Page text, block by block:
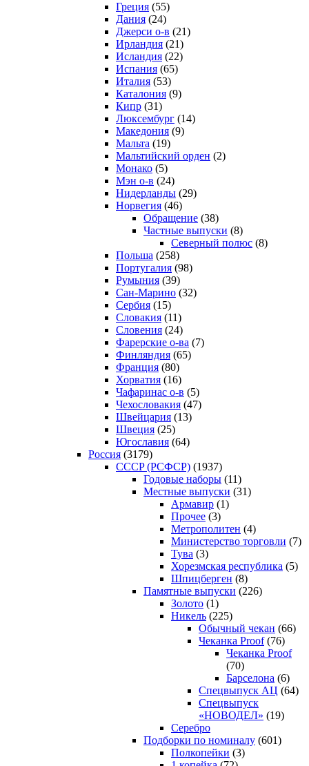
Греция (55)
Дания (24)
Джерси о-в (21)
Ирландия (21)
Исландия (22)
Испания (65)
Италия (53)
Каталония (9)
Кипр (31)
Люксембург (14)
Македония (9)
Мальта (19)
Мальтийский орден (2)
Монако (5)
Мэн о-в (24)
Нидерланды (29)
Норвегия (46)
Обращение (38)
Частные выпуски (8)
Северный полюс (8)
Польша (258)
Португалия (98)
Румыния (39)
Сан-Марино (32)
Сербия (15)
Словакия (11)
Словения (24)
Фарерские о-ва (7)
Финляндия (65)
Франция (80)
Хорватия (16)
Чафаринас о-в (5)
Чехословакия (47)
Швейцария (13)
Швеция (25)
Югославия (64)
Россия (3179)
CCCP (РСФСР) (1937)
Годовые наборы (11)
Местные выпуски (31)
Армавир (1)
Прочее (3)
Метрополитен (4)
Министерство торговли (7)
Тува (3)
Хорезмская республика (5)
Шпицберген (8)
Памятные выпуски (226)
Золото (1)
Никель (225)
Обычный чекан (66)
Чеканка Proof(76)
Чеканка Proof
(70)
Барселона (6)
Спецвыпуск АЦ (64)
Спецвыпуск
«НОВОДЕЛ» (19)
Серебро
Подборки по номиналу (601)
Полкопейки (3)